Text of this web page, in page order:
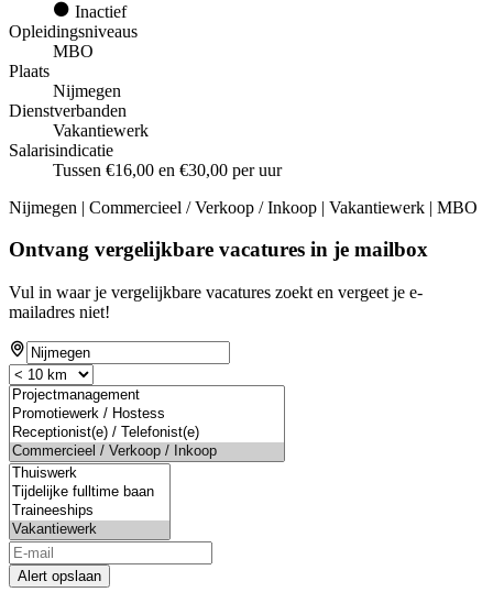
Inactief
Opleidingsniveaus
MBO
Plaats
Nijmegen
Dienstverbanden
Vakantiewerk
Salarisindicatie
Tussen €16,00 en €30,00 per uur
Nijmegen | Commercieel / Verkoop / Inkoop | Vakantiewerk | MBO
Ontvang vergelijkbare vacatures in je mailbox
Vul in waar je vergelijkbare vacatures zoekt en vergeet je e-
mailadres niet!
Alert opslaan